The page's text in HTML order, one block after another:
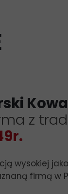
z
wysokiej
firmą w